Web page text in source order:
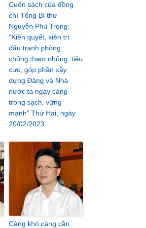
Cuốn sách của đồng
chí Tổng Bí thư
Nguyễn Phú Trọng:
“Kiên quyết, kiên trì
đấu tranh phòng,
chống tham nhũng, tiêu
cực, góp phần xây
dựng Đảng và Nhà
nước ta ngày càng
trong sạch, vững
mạnh” Thứ Hai, ngày
20/02/2023
Càng khó càng cần